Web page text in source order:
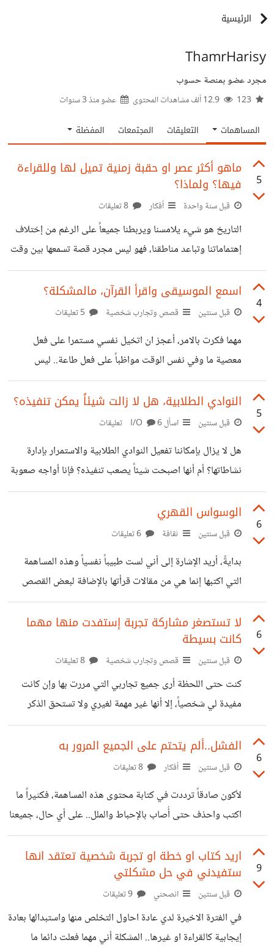
الرئيسية
ThamrHarisy
مجرد عضو بمنصة حسوب
عضو منذ3 سنوات
المساهمات التعليقات المجتمعات المفضلة
5
ماهو أكثر عصر او حقبة زمنية تميل لها وللقراءة
فيها؟ ولماذا؟
قبل سنة واحدة أفكار
التاريخ هو شيء يلامسنا ويربطنا جميعاً على الرغم من إختلاف
إهتماماتنا وتباعد مناطقنا، فهو ليس مجرد قصة تسمعها بين وقت
وآخر، وليس مجرد قطع عمرها مئات او آلاف السنين يتم حفظها
بالمتاحف.. علي أي حال.. ماهو العصر الذي تحب القراءة عنه او
تريد التعرف عليه؟ وماهو السبب؟ بالنسبة لي أرى أن عصر
تغيرات لا زال أثرها مستمراً وشخصيات بارزة ك جاليليو جاليلي
وليوناردو دافنشي وغيرهم
4
اسمع الموسيقى واقرأ القرآن، مالمشكلة؟
قبل سنتين قصص وتجارب شخصية
مهما فكرت بالامر، أعجز ان اتخيل نفسي مستمرا على فعل
معصية ما وفي نفس الوقت مواظباً على فعل طاعة.. ليس
لإعتقادي بأن هذا ليس صحيحا، فجميعنا نعلم أنه مهما كنت تفعل
من اخطاء هذا ليس مبرراً لترك فعل الطاعات، فلو كنت تمشي
فوق الجمر وتمزق احد احذيتك، أمِن المنطقي ترك الحذاء الآخر
ذنباً تفعله بشكل دائم، لنقل انك تستمع للموسيقى، هذا لا يمنعك
من قراءة القرآن، لكن الا
5
النوادي الطلابية، هل لا زالت شيئاً يمكن تنفيذه؟
قبل سنتين اسأل I/O6 تعليقات
هل لا يزال بإمكاننا تفعيل النوادي الطلابية والاستمرار بإدارة
نشاطاتها؟ أم أنها اصبحت شيئاً يصعب تنفيذه؟ فإنا أواجه صعوبة
في إختيار نشاطات وفعاليات استطيع أن اقوم بها بشكل فعلي..
فالأفكار كثيرة، لكن ما يمكن تطبيقه أقل من القليل. أتمنى من كل
شخص لديه فكرة لمسابقة ثقافية او فعالية او غيره ان يشاركني
بها ويفضل ان تكون على علاقة بتخصص التاريخ
6
الوسواس القهري
قبل سنتين ثقافة
بدايةً، أريد الإشارة إلى أني لست طبيباً نفسياً وهذه المساهمة
التي اكتبها إنما هي من مقالات قرأتها بالإضافة لبعض القصص
التي سمعتها لأشخاص يعرفون آخرين مصابين به.. وإنطلاقاً من
إعتقادي بأهمية هذا الموضوع رأيت وجوب التحدث عنه وإن لم
املك الخبرة الكافية. الوسواس القهري قد يكون عبارة عن
وساوس فقط كأفكار غير مرغوب فيها عن ايذاء نفسك او
الآخرين، وقد يكون عبارةً عن مجرد أفعال قهرية كالتأكد من
الباب مراراً وتكراراً او غسل اليدين حتى يصبح الجلد مؤلمًا
6
لا تستصغر مشاركة تجربة إستفدت منها مهما
كانت بسيطة
قبل سنتين قصص وتجارب شخصية
كنت حتى اللحظة أرى جميع تجاربي التي مررت بها وإن كانت
مفيدة لي شخصياً، إلا أنها غير مهمة لغيري ولا تستحق الذكر
حتى. لكني فكرت قليلاً ووجدت أن الكثير من المواقف وإن كانت
معروفة وقد عاشها الجميع، إلا أننا قد ننساها بمرور الزمن،
ونحتاج للتذكير بين فترة وأخرى، فقد تفتح أعين شخص لشيء
نسيه او لا يعلمه اصلاً. وأذكر ذات مرة في الصف الثاني ثانوي
تقريبا بينما كنت أدردش مع احد الاصدقاء سألنا فجأة عن إختبار
القدرات ومذاكرتنا له، وأكاد
6
الفشل..ألم يتحتم على الجميع المرور به
قبل سنتين أفكار
لأكون صادقاً ترددت في كتابة محتوى هذه المساهمة، فكثيراً ما
اكتب واحذف حتى أُصاب بالإحباط والملل.. على أي حال، جميعنا
نمر بالفشل بين الحين والآخر، فقد تفشل في أدآء مهمة طُلِب
منك تنفيذها، او في تحقيق هدف تريد الوصول إليه، أو في ترك
عادة تريد التخلص منها وهكذا.. كثيراً ما نسمع عن التعلم من
الفشل، لكن الأمر ليس بهذه السهولة.. فكل فشل يختلف عن
الآخر..ففشلك في أداء واجب مدرسي بشكل صحيح يختلف عن
فشلك في ترك التدخين مثلاً. وفشلك في
9
اريد كتاب او خطة او تجربة شخصية تعتقد انها
ستفيدني في حل مشكلتي
قبل سنتين انصحني
في الفترة الاخيرة لدي عادة احاول التخلص منها واستبدالها بعادة
إيجابية كالقراءة او غيرها.. المشكلة أني مهما فعلت دائما ما